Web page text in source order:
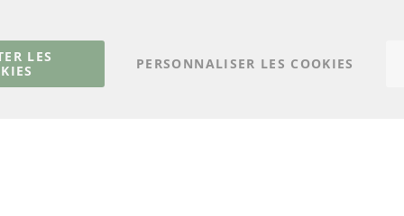
Matériel de montage
Résilier le contrat
LES
PERSONNALISER LES COOKIES